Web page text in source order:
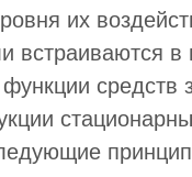
их
встраиваются
средств